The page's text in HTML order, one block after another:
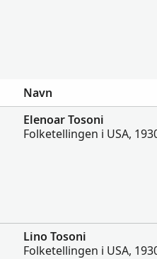
Navn
Elenoar Tosoni
Folketellingen i USA,
Lino Tosoni
Folketellingen i USA,